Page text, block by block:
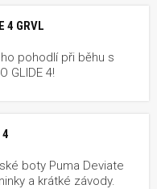
4 GRVL
pohodlí při běhu s
GLIDE 4!
4
boty Puma Deviate
a krátké závody.